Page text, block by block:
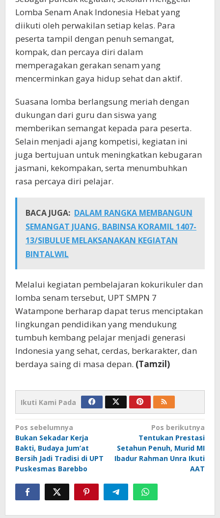
Lomba Senam Anak Indonesia Hebat yang
diikuti oleh perwakilan setiap kelas. Para
peserta tampil dengan penuh semangat,
kompak, dan percaya diri dalam
memperagakan gerakan senam yang
mencerminkan gaya hidup sehat dan aktif.
Suasana lomba berlangsung meriah dengan
dukungan dari guru dan siswa yang
memberikan semangat kepada para peserta.
Selain menjadi ajang kompetisi, kegiatan ini
juga bertujuan untuk meningkatkan kebugaran
jasmani, kekompakan, serta menumbuhkan
rasa percaya diri pelajar.
BACA JUGA: DALAM RANGKA MEMBANGUN
SEMANGAT JUANG, BABINSA KORAMIL 1407-
13/SIBULUE MELAKSANAKAN KEGIATAN
BINTALWIL
Melalui kegiatan pembelajaran kokurikuler dan
lomba senam tersebut, UPT SMPN 7
Watampone berharap dapat terus menciptakan
lingkungan pendidikan yang mendukung
tumbuh kembang pelajar menjadi generasi
Indonesia yang sehat, cerdas, berkarakter, dan
berdaya saing di masa depan. (Tamzil)
Ikuti Kami Pada
Navigasi
pos
Pos sebelumnya
Bukan Sekadar Kerja
Bakti, Budaya Jum’at
Bersih Jadi Tradisi di UPT
Puskesmas Barebbo
Pos berikutnya
Tentukan Prestasi
Setahun Penuh, Murid MI
Ibadur Rahman Unra Ikuti
AAT